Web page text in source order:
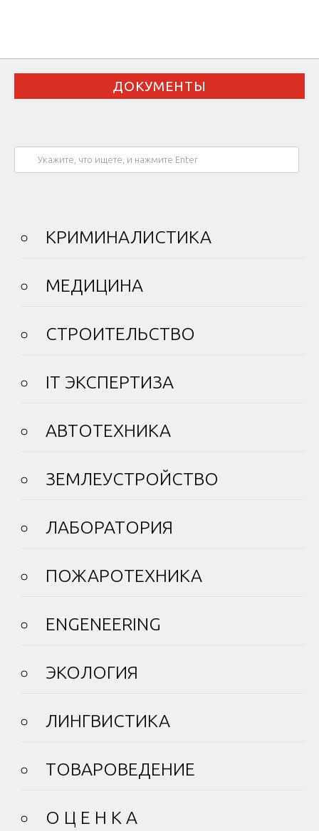
ДОКУМЕНТЫ
КРИМИНАЛИСТИКА
МЕДИЦИНА
СТРОИТЕЛЬСТВО
IT ЭКСПЕРТИЗА
АВТОТЕХНИКА
ЗЕМЛЕУСТРОЙСТВО
ЛАБОРАТОРИЯ
ПОЖАРОТЕХНИКА
ENGENEERING
ЭКОЛОГИЯ
ЛИНГВИСТИКА
ТОВАРОВЕДЕНИЕ
О Ц Е Н К А